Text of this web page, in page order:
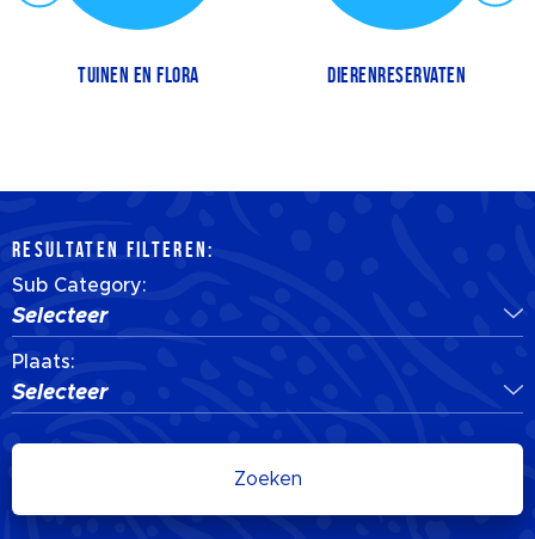
TUINEN EN FLORA DIERENRESERVATEN
RESULTATEN FILTEREN:
Sub Category:
Selecteer
Plaats:
Selecteer
Zoeken